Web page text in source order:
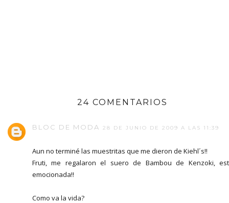
24 COMENTARIOS
BLOC DE MODA 28 DE JUNIO DE 2009 A LAS 11:39
Aun no terminé las muestritas que me dieron de Kiehl´s!!
Fruti, me regalaron el suero de Bambou de Kenzoki,
emocionada!!
Como va la vida?